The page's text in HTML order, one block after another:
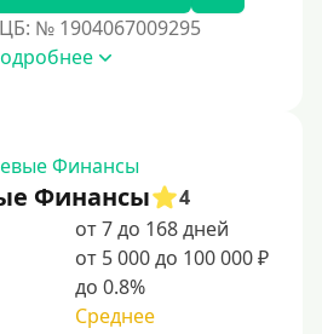
№ 1904067009295
Финансы
4
от 7 до 168 дней
от 5 000 до 100 000 ₽
до 0.8%
Среднее